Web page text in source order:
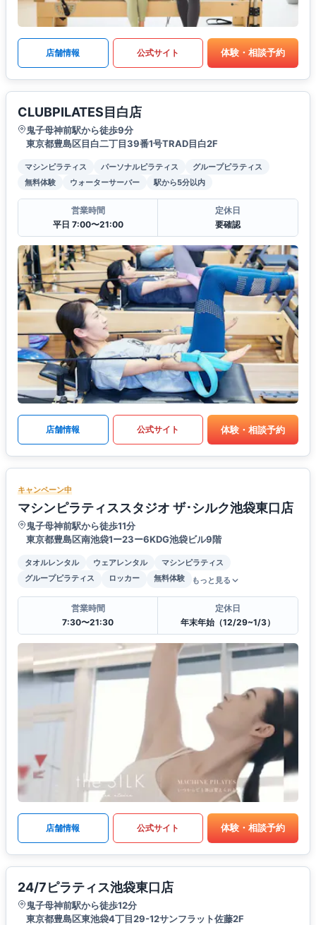
店舗情報 公式サイト 体験・相談予約
CLUBPILATES目白店
鬼子母神前駅から徒歩9分
東京都豊島区目白二丁目39番1号TRAD目白2F
マシンピラティス パーソナルピラティス
グループピラティス
無料体験
ウォーターサーバー 駅から5分以内
営業時間
平日 7:00〜21:00
定休日
要確認
店舗情報 公式サイト 体験・相談予約
キャンペーン中
マシンピラティススタジオ ザ･シルク池袋東口店
鬼子母神前駅から徒歩11分
東京都豊島区南池袋1ー23ー6KDG池袋ビル9階
タオルレンタル ウェアレンタル
マシンピラティス
グループピラティス
ロッカー 無料体験 もっと見る
営業時間
7:30〜21:30
定休日
年末年始（12/29~1/3）
店舗情報 公式サイト 体験・相談予約
24/7ピラティス池袋東口店
鬼子母神前駅から徒歩12分
東京都豊島区東池袋4丁目29-12サンフラット佐藤2F